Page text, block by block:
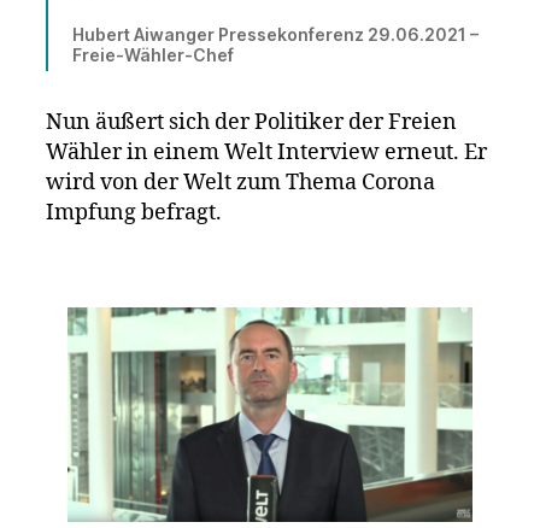
Hubert Aiwanger Pressekonferenz 29.06.2021 –
Freie-Wähler-Chef
Nun äußert sich der Politiker der Freien
Wähler in einem Welt Interview erneut. Er
wird von der Welt zum Thema Corona
Impfung befragt.